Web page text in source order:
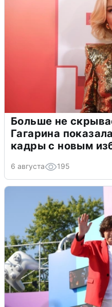
Больше не
Гагарина
кадры с новым
6 августа 195